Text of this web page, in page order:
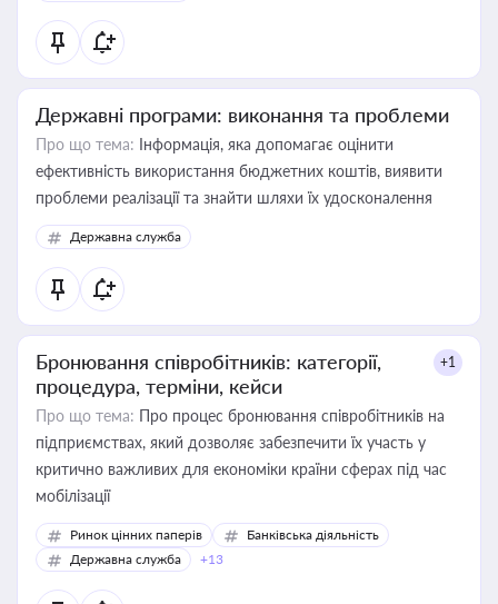
Державні програми: виконання та проблеми
Про що тема: Інформація, яка допомагає оцінити
ефективність використання бюджетних коштів, виявити
проблеми реалізації та знайти шляхи їх удосконалення
Державна служба
Бронювання співробітників: категорії,
процедура, терміни, кейси
+1
Про що тема: Про процес бронювання співробітників на
підприємствах, який дозволяє забезпечити їх участь у
критично важливих для економіки країни сферах під час
мобілізації
Ринок цінних паперів
Банківська діяльність
Державна служба
+13